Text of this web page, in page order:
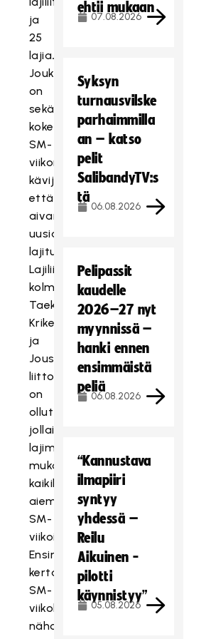
ja
25
lajia.
Joukossa
on
sekä
kokeneita
SM-
viikon
kävijöitä
että
aivan
uusia
lajituttavuuksia.
Lajiliitoista
kolme,
Taekwondoliitto,
Krikettiliitto
ja
Jousiampujain
liitto,
on
ollut
jollain
lajimuodolla
mukana
kaikilla
aiemmilla
SM-
viikoilla.
Ensimmäistä
kertaa
SM-
viikolla
nähdään
ehtii mukaan
07.08.2026
Syksyn
turnausvilske
parhaimmilla
an – katso
pelit
SalibandyTV:s
tä
06.08.2026
Pelipassit
kaudelle
2026–27 nyt
myynnissä –
hanki ennen
ensimmäistä
peliä
06.08.2026
“Kannustava
ilmapiiri
syntyy
yhdessä –
Reilu
Aikuinen -
pilotti
käynnistyy”
05.08.2026